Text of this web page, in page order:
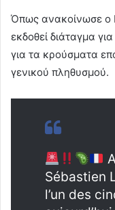
Όπως ανακοίνωσε ο
εκδοθεί διάταγμα
για τα κρούσματα
γενικού πληθυσμού.
Sébastien
l’un des